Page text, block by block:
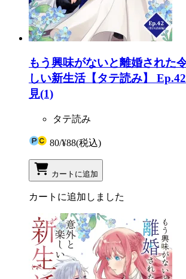
もう興味がないと離婚された
しい新生活【タテ読み】
見(1)
タテ読み
80/¥88(税込)
カートに追加
カートに追加しました